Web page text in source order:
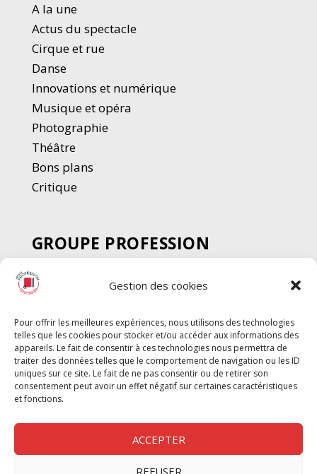
Gestion des cookies
Pour offrir les meilleures expériences, nous utilisons des technologies
telles que les cookies pour stocker et/ou accéder aux informations des
appareils. Le fait de consentir à ces technologies nous permettra de
traiter des données telles que le comportement de navigation ou les ID
uniques sur ce site. Le fait de ne pas consentir ou de retirer son
consentement peut avoir un effet négatif sur certaines caractéristiques
et fonctions.
ACCEPTER
REFUSER
A la une
Actus du spectacle
Cirque et rue
Danse
Innovations et numérique
Musique et opéra
Photographie
Théâtre
Bons plans
Critique
GROUPE PROFESSION
SPECTACLE
Chèque Intermittents
Chèque Compta
Chèque Emploi Spectacle
G-Pods
Profession Audio-visuel